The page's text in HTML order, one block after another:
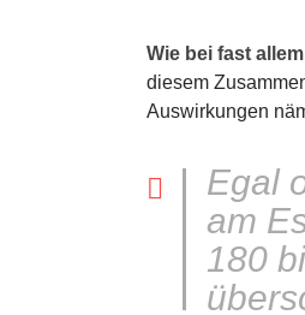
Wie bei fast
diesem
Auswirkungen
Egal
am
180